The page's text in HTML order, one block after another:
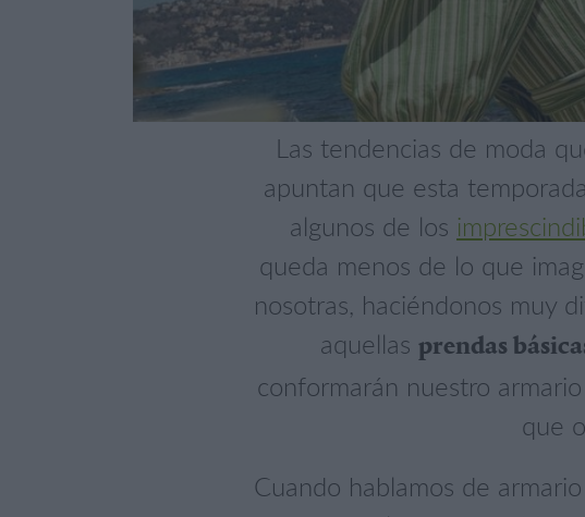
Las tendencias de moda
apuntan que esta
algunos de los
queda menos de lo que
nosotras, haciéndonos muy
aquellas prendas
conformarán nuestro
que
Cuando hablamos de